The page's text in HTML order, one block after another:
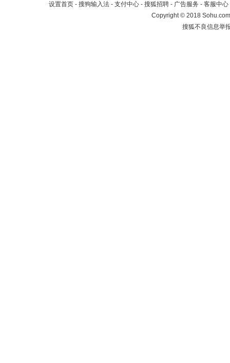
设置首页 - 搜狗输入法 - 支付中心 - 搜狐招聘 - 广告服务 - 客服中心
Copyright©2018
搜狐不良信息举